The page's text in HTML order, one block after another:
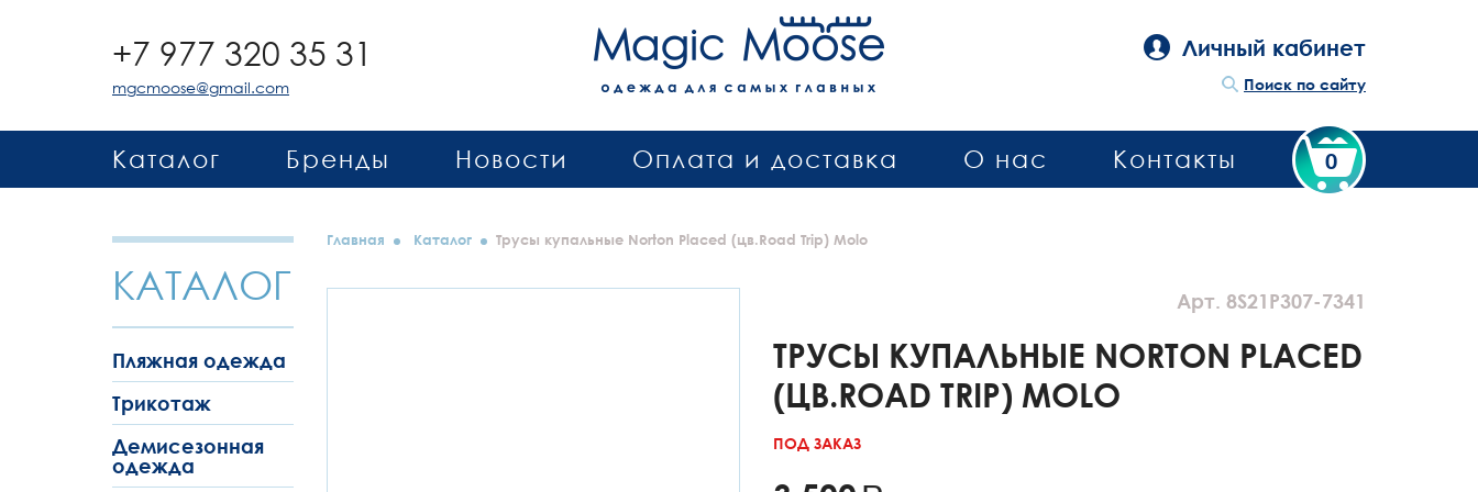
+7 977 320 35 31
mgcmoose@gmail.com
Личный кабинет
Поиск по сайту
0
Каталог Бренды Новости Оплата и доставка О нас Контакты
КАТАЛОГ
Пляжная одежда
Трикотаж
Демисезонная
одежда
Главная Каталог Трусы купальные Norton Placed (цв.Road Trip) Molo
Арт. 8S21P307-7341
ТРУСЫ КУПАЛЬНЫЕ NORTON PLACED
(ЦВ.ROAD TRIP) MOLO
ПОД ЗАКАЗ